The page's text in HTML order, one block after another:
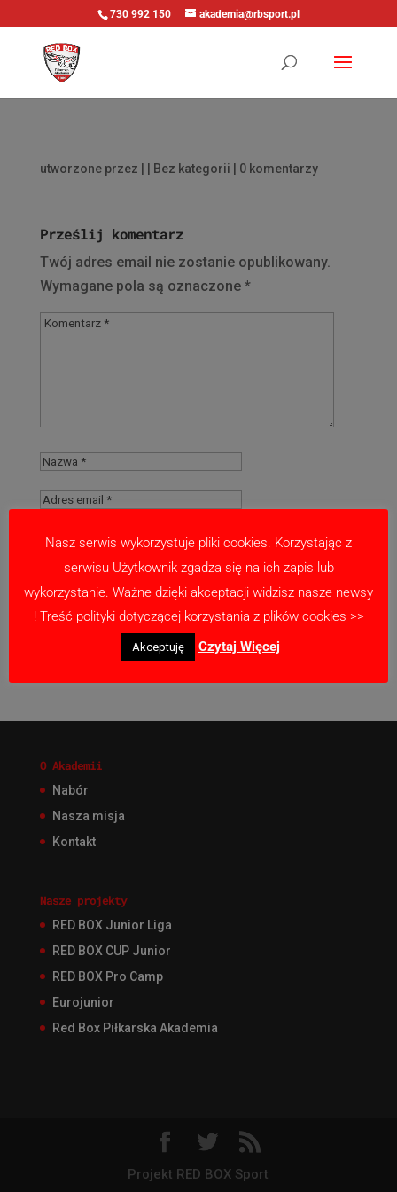
730 992 150 akademia@rbsport.pl
utworzone przez | Bez kategorii | 0 komentarzy
Prześlij komentarz
Twój adres email nie zostanie opublikowany.
Wymagane pola są oznaczone *
Zapamiętaj moje dane w tej przeglądarce
podczas pisania kolejnych komentarzy.
O Akademii
Nabór
Nasza misja
Kontakt
Nasze projekty
RED BOX Junior Liga
RED BOX CUP Junior
RED BOX Pro Camp
Eurojunior
Red Box Piłkarska Akademia
Projekt RED BOX Sport
Nasz serwis wykorzystuje pliki cookies. Korzystając z
serwisu Użytkownik zgadza się na ich zapis lub
wykorzystanie. Ważne dzięki akceptacji widzisz nasze newsy
! Treść polityki dotyczącej korzystania z plików cookies >>
Akceptuję Czytaj Więcej